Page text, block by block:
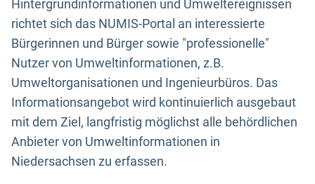
Hintergrundinformationen und Umweltereignissen
richtet sich das NUMIS-Portal an interessierte
Bürgerinnen und Bürger sowie "professionelle"
Nutzer von Umweltinformationen, z.B.
Umweltorganisationen und Ingenieurbüros. Das
Informationsangebot wird kontinuierlich ausgebaut
mit dem Ziel, langfristig möglichst alle behördlichen
Anbieter von Umweltinformationen in
Niedersachsen zu erfassen.